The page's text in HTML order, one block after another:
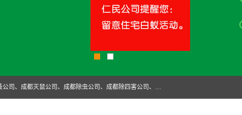
成都仁民有害生物防治服务有限公司是一家经营成都灭跳蚤公司、成都灭鼠公司、成都除虫公司、成都除四害公司、成都白蚁防治公司、成都杀虫公司等。业务覆盖：青白江、郫县、简阳、金堂、乐山、眉山、绵阳、彭州等区域。 由于我们的专业技术和服务态度得到了肯定、 目前公司已经与省内外的多个金 融企业、高端写字楼、星级酒 店、宾馆餐饮企业、学校、制造生产企业、物业小区建立了长期友好的合作关系。